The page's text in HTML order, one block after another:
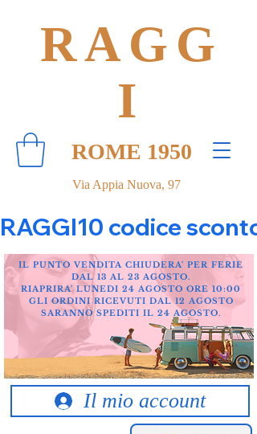
Via Appia Nuova, 97
RAGG
I
ROME 1950
RAGGI10 codice
Il mio account
IL PUNTO VENDITA CHIUDERA' PER FERIE
DAL 13 AL 23 AGOSTO.
RIAPRIRA' LUNEDI 24 AGOSTO ORE 10:00
GLI ORDINI RICEVUTI DAL 12 AGOSTO
SARANNO SPEDITI IL 24 AGOSTO.